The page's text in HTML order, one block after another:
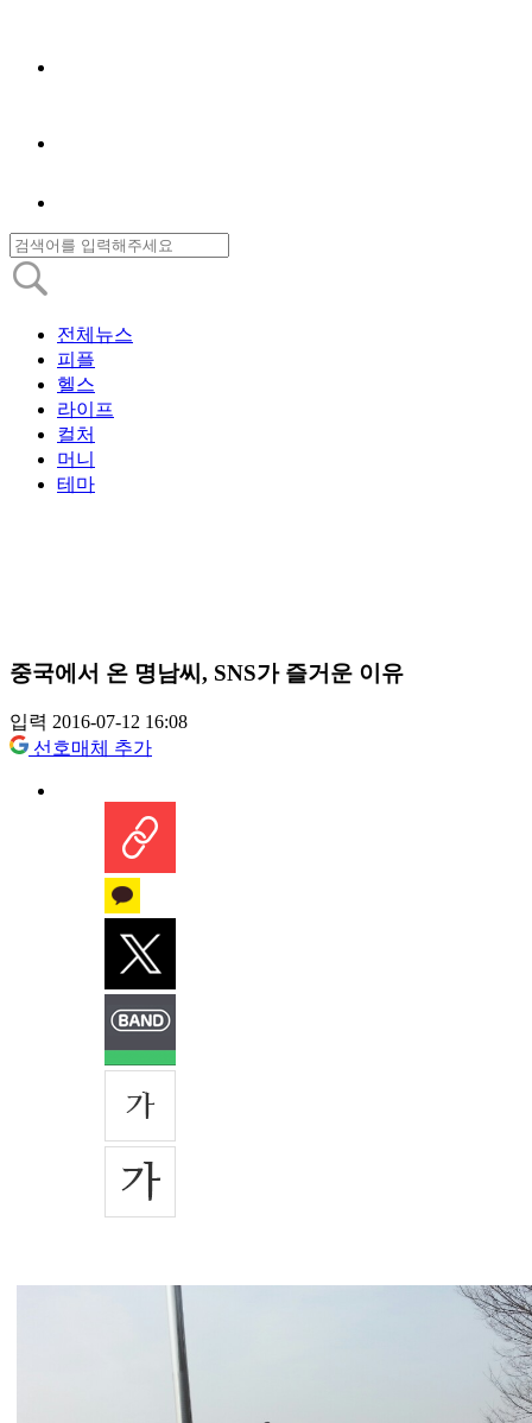
전체뉴스
피플
헬스
라이프
컬처
머니
테마
중국에서 온 명남씨, SNS가 즐거운 이유
입력 2016-07-12 16:08
선호매체 추가